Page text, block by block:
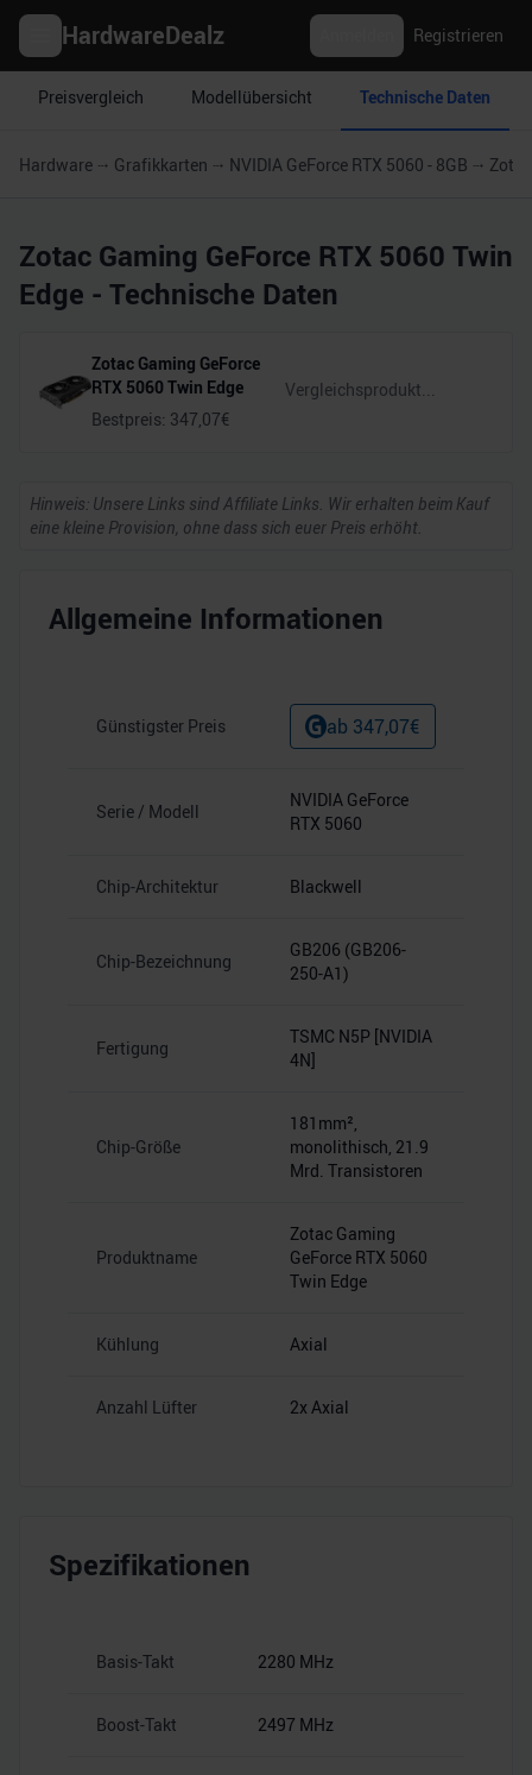
HardwareDealz Registrieren
Preisvergleich Modellübersicht Technische Daten
Hardware Grafikkarten NVIDIA GeForce RTX 5060 - 8GB
Zotac Gaming GeForce RTX 5060 Twin
Edge - Technische Daten
Zotac Gaming GeForce
RTX 5060 Twin Edge
Bestpreis: 347,07€
Hinweis: Unsere Links sind Affiliate Links. Wir erhalten beim Kauf
eine kleine Provision, ohne dass sich euer Preis erhöht.
Allgemeine Informationen
Günstigster Preis ab 347,07€
Serie / Modell
NVIDIA GeForce
RTX 5060
Chip-Architektur Blackwell
Chip-Bezeichnung
GB206 (GB206-
250-A1)
Fertigung
TSMC N5P [NVIDIA
4N]
Chip-Größe
181mm²,
monolithisch, 21.9
Mrd. Transistoren
Produktname
Zotac Gaming
GeForce RTX 5060
Twin Edge
Kühlung Axial
Anzahl Lüfter 2x Axial
Spezifikationen
Basis-Takt 2280 MHz
Boost-Takt 2497 MHz